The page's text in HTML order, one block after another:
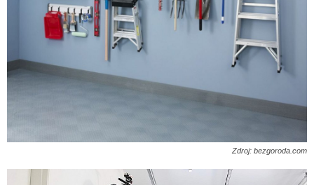
Zdroj: bezgoroda.com